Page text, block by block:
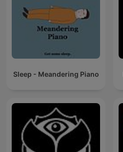
Sleep - Meandering Piano